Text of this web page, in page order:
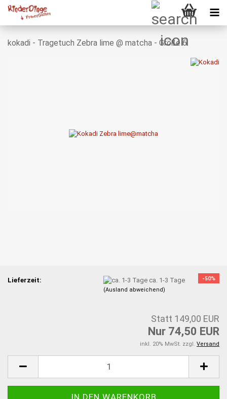
kokadi - Tragetuch Zebra lime @ matcha - Größe 6
-50%
Lieferzeit: ca. 1-3 Tage
(Ausland abweichend)
Statt 149,00 EUR
Nur 74,50 EUR
inkl. 20% MwSt. zzgl. Versand